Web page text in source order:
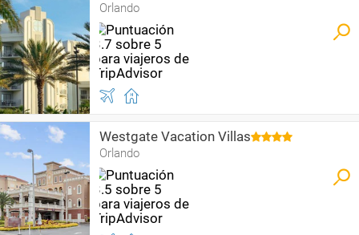
Orlando
Westgate Vacation Villas
Orlando